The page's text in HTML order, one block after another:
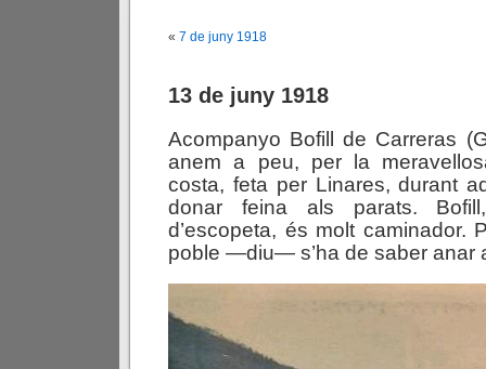
« 7 de juny 1918
13 de juny 1918
Acompanyo Bofill de Carreras
anem a peu, per la
costa, feta per Linares, durant
donar feina als parats.
d’escopeta, és molt caminador.
poble —diu— s’ha de saber anar